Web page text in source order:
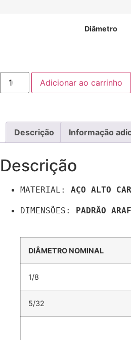
Diâmetro
Adicionar ao carrinho
Descrição Informação
Descrição
MATERIAL: AÇO ALTO
DIMENSÕES: PADRÃO
DIÂMETRO NOMINAL
1/8
5/32